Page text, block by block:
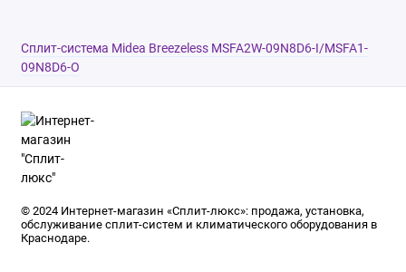
Сплит-система Midea Breezeless MSFA2W-09N8D6-I/MSFA1-
09N8D6-O
© 2024 Интернет-магазин «Сплит-люкс»: продажа, установка,
обслуживание сплит-систем и климатического оборудования в
Краснодаре.